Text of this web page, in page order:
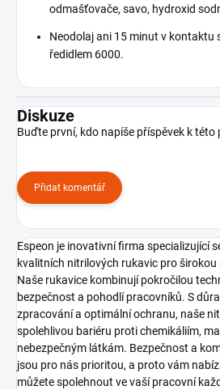
odmašťovače, savo, hydroxid
Neodolaj ani 15 minut v kontaktu
ředidlem 6000.
Diskuze
Buďte první, kdo napíše příspěvek k této
Přidat komentář
Espeon je inovativní firma specializující
kvalitních nitrilových rukavic pro
Naše rukavice kombinují pokročilou
bezpečnost a pohodlí pracovníků. S
zpracování a optimální ochranu, naše
spolehlivou bariéru proti chemikáliím,
nebezpečným látkám. Bezpečnost a
jsou pro nás prioritou, a proto vám
můžete spolehnout ve vaší pracovní